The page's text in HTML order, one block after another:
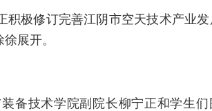
极修订完善江阴市空天技术产业
展开。
备技术学院副院长柳宁正和学生们